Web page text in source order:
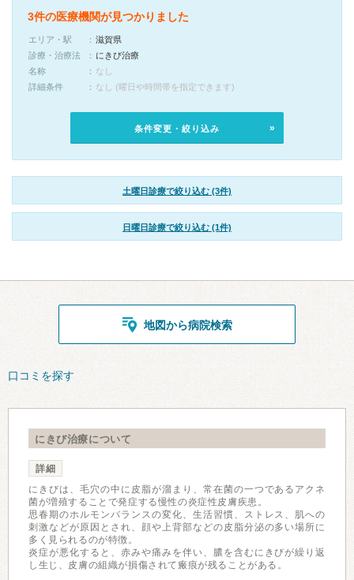
3件の医療機関が見つかりました
エリア・駅
滋賀県
診療・治療法
にきび治療
名称
なし
詳細条件
なし (曜日や時間帯を指定できます)
条件変更・絞り込み
土曜日診療で絞り込む (3件)
日曜日診療で絞り込む (1件)
地図から病院検索
口コミを探す
にきび治療について
詳細
にきびは、毛穴の中に皮脂が溜まり、常在菌の一つであるアクネ
菌が増殖することで発症する慢性の炎症性皮膚疾患。
思春期のホルモンバランスの変化、生活習慣、ストレス、肌への
刺激などが原因とされ、顔や上背部などの皮脂分泌の多い場所に
多く見られるのが特徴。
炎症が悪化すると、赤みや痛みを伴い、膿を含むにきびが繰り返
し生じ、皮膚の組織が損傷されて瘢痕が残ることがある。